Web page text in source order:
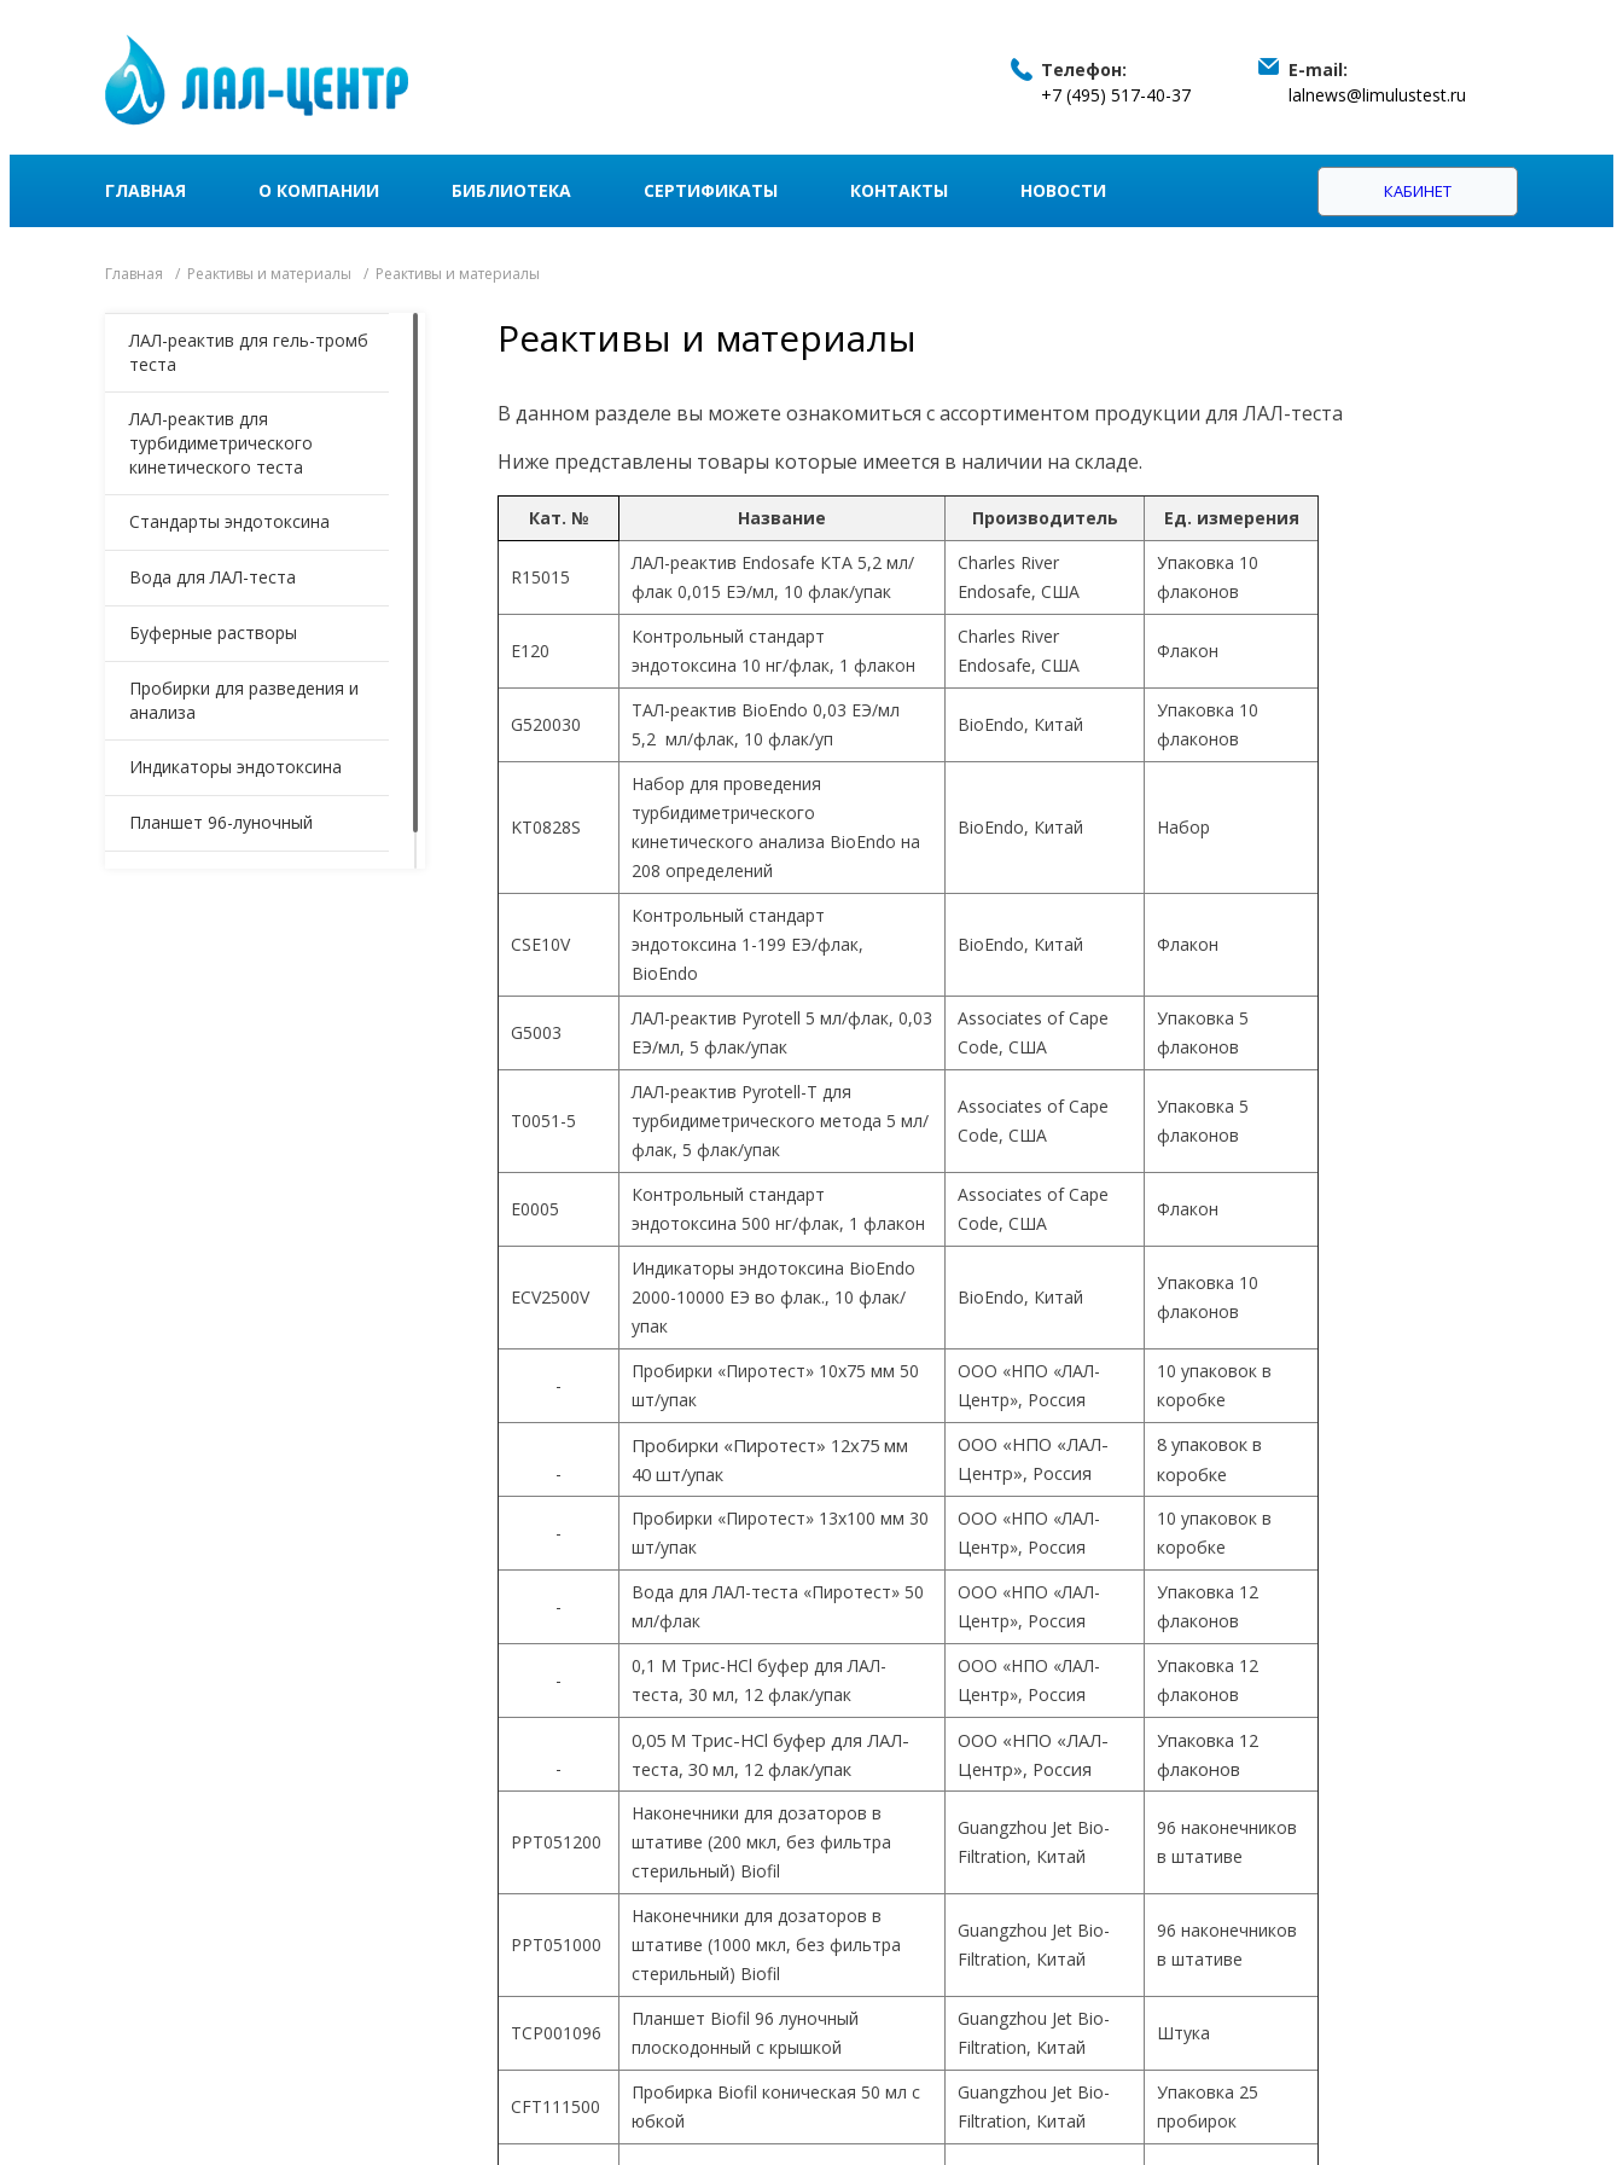
Телефон:
+7 (495) 517-40-37
E-mail:
lalnews@limulustest.ru
ГЛАВНАЯ О КОМПАНИИ БИБЛИОТЕКА СЕРТИФИКАТЫ КОНТАКТЫ НОВОСТИ КАБИНЕТ
Главная Реактивы и материалы Реактивы и материалы
ЛАЛ-реактив для гель-тромб
теста
ЛАЛ-реактив для
турбидиметрического
кинетического теста
Стандарты эндотоксина
Вода для ЛАЛ-теста
Буферные растворы
Пробирки для разведения и
анализа
Индикаторы эндотоксина
Планшет 96-луночный
Реактивы и материалы
В данном разделе вы можете ознакомиться с ассортиментом продукции для ЛАЛ-теста
Ниже представлены товары которые имеется в наличии на складе.
Кат. № Название Производитель Ед. измерения
R15015
ЛАЛ-реактив Endosafe КТА 5,2 мл/
флак 0,015 ЕЭ/мл, 10 флак/упак
Charles River
Endosafe, США
Упаковка 10
флаконов
Е120
Контрольный стандарт
эндотоксина 10 нг/флак, 1 флакон
Charles River
Endosafe, США
Флакон
G520030
ТАЛ-реактив BioEndo 0,03 ЕЭ/мл
5,2 мл/флак, 10 флак/уп
BioEndo, Китай
Упаковка 10
флаконов
KT0828S
Набор для проведения
турбидиметрического
кинетического анализа BioEndo на
208 определений
BioEndo, Китай Набор
CSE10V
Контрольный стандарт
эндотоксина 1-199 ЕЭ/флак,
BioEndo
BioEndo, Китай Флакон
G5003
ЛАЛ-реактив Pyrotell 5 мл/флак, 0,03
ЕЭ/мл, 5 флак/упак
Associates of Cape
Code, США
Упаковка 5
флаконов
T0051-5
ЛАЛ-реактив Pyrotell-T для
турбидиметрического метода 5 мл/
флак, 5 флак/упак
Associates of Cape
Code, США
Упаковка 5
флаконов
E0005
Контрольный стандарт
эндотоксина 500 нг/флак, 1 флакон
Associates of Cape
Code, США
Флакон
ECV2500V
Индикаторы эндотоксина BioEndo
2000-10000 ЕЭ во флак., 10 флак/
упак
BioEndo, Китай
Упаковка 10
флаконов
-
Пробирки «Пиротест» 10х75 мм 50
шт/упак
ООО «НПО «ЛАЛ-
Центр», Россия
10 упаковок в
коробке
-
Пробирки «Пиротест» 12х75 мм
40 шт/упак
ООО «НПО «ЛАЛ-
Центр», Россия
8 упаковок в
коробке
-
Пробирки «Пиротест» 13х100 мм 30
шт/упак
ООО «НПО «ЛАЛ-
Центр», Россия
10 упаковок в
коробке
-
Вода для ЛАЛ-теста «Пиротест» 50
мл/флак
ООО «НПО «ЛАЛ-
Центр», Россия
Упаковка 12
флаконов
-
0,1 М Трис-HCl буфер для ЛАЛ-
теста, 30 мл, 12 флак/упак
ООО «НПО «ЛАЛ-
Центр», Россия
Упаковка 12
флаконов
-
0,05 М Трис-HCl буфер для ЛАЛ-
теста, 30 мл, 12 флак/упак
ООО «НПО «ЛАЛ-
Центр», Россия
Упаковка 12
флаконов
PPT051200
Наконечники для дозаторов в
штативе (200 мкл, без фильтра
стерильный) Biofil
Guangzhou Jet Bio-
Filtration, Китай
96 наконечников
в штативе
PPT051000
Наконечники для дозаторов в
штативе (1000 мкл, без фильтра
стерильный) Biofil
Guangzhou Jet Bio-
Filtration, Китай
96 наконечников
в штативе
TCP001096
Планшет Biofil 96 луночный
плоскодонный с крышкой
Guangzhou Jet Bio-
Filtration, Китай
Штука
CFT111500
Пробирка Biofil коническая 50 мл с
юбкой
Guangzhou Jet Bio-
Filtration, Китай
Упаковка 25
пробирок